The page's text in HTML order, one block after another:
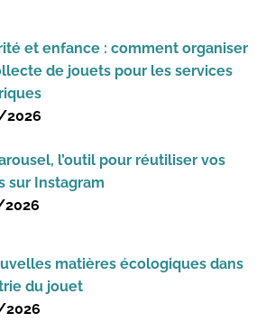
et enfance : comment organiser
de jouets pour les services
l’outil pour réutiliser vos
sur Instagram
matières écologiques dans
du jouet